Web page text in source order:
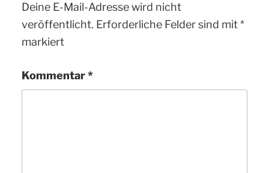
Deine E-Mail-Adresse wird nicht
veröffentlicht. Erforderliche Felder sind mit*
markiert
Kommentar*